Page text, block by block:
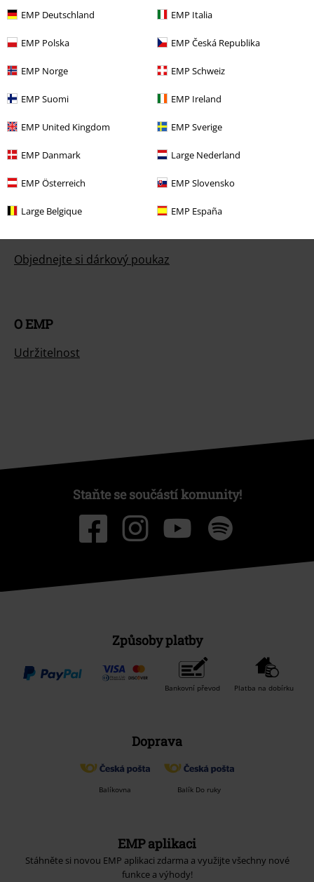
EMP Deutschland EMP Italia
EMP Polska EMP Česká Republika
EMP Norge EMP Schweiz
EMP Suomi EMP Ireland
EMP United Kingdom EMP Sverige
EMP Danmark Large Nederland
EMP Österreich EMP Slovensko
Large Belgique EMP España
Nabídky pro vás
Objednejte si dárkový poukaz
O EMP
Udržitelnost
Staňte se součástí komunity!
Způsoby platby
Bankovní převod Platba na dobírku
Doprava
Balíkovna Balík Do ruky
EMP aplikaci
Stáhněte si novou EMP aplikaci zdarma a využijte všechny nové
funkce a výhody!